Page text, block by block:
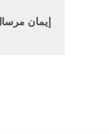
إيمان